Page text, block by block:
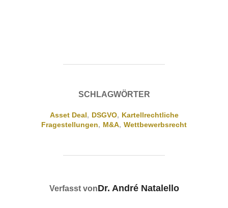
SCHLAGWÖRTER
Asset Deal, DSGVO, Kartellrechtliche
Fragestellungen, M&A, Wettbewerbsrecht
BEITRAGSAUTOR
Verfasst vonDr. André Natalello